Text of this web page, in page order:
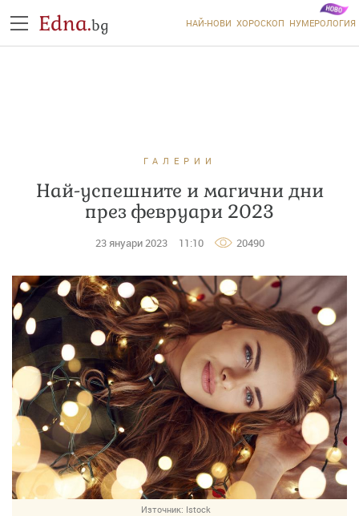
Edna.bg НАЙ-НОВИ ХОРОСКОП НУМЕРОЛОГИЯ
ГАЛЕРИИ
Най-успешните и магични дни
през февруари 2023
23 януари 2023 11:10 20490
Източник: Istock